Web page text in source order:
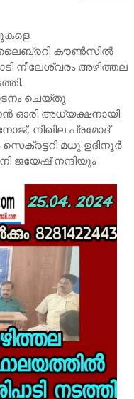
ലൈബ്രറി കൗൺസിൽ
നീലേശ്വരം അഴിത്തല
ചെയ്തു.
ഓരി അധ്യക്ഷനായി.
നിഖില പ്രമോദ്
മധു ഉദിനൂർ
ജയേഷ് നന്ദിയും